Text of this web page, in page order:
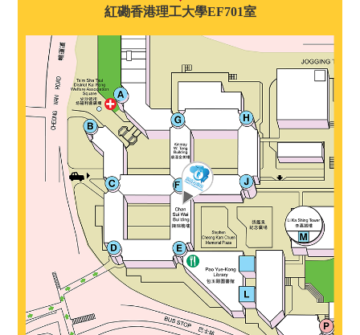
紅磡香港理工大學EF701室